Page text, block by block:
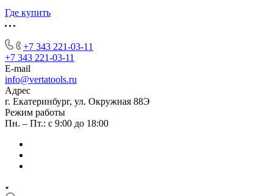
Где купить
+7 343 221-03-11
+7 343 221-03-11
E-mail
info@vertatools.ru
Адрес
г. Екатеринбург, ул. Окружная 88Э
Режим работы
Пн. – Пт.: с 9:00 до 18:00